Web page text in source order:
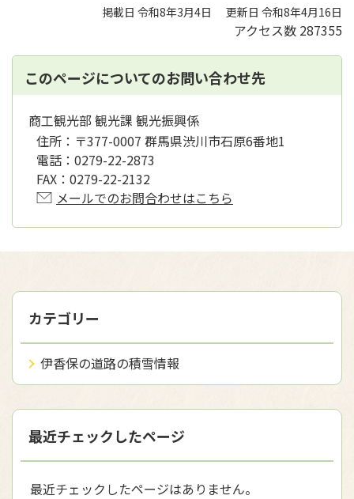
掲載日 令和8年3月4日 更新日 令和8年4月16日
アクセス数 287355
このページについてのお問い合わせ先
商工観光部 観光課 観光振興係
住所： 〒377-0007 群馬県渋川市石原6番地1
電話： 0279-22-2873
FAX： 0279-22-2132
メールでのお問合わせはこちら
カテゴリー
伊香保の道路の積雪情報
最近チェックしたページ
最近チェックしたページはありません。